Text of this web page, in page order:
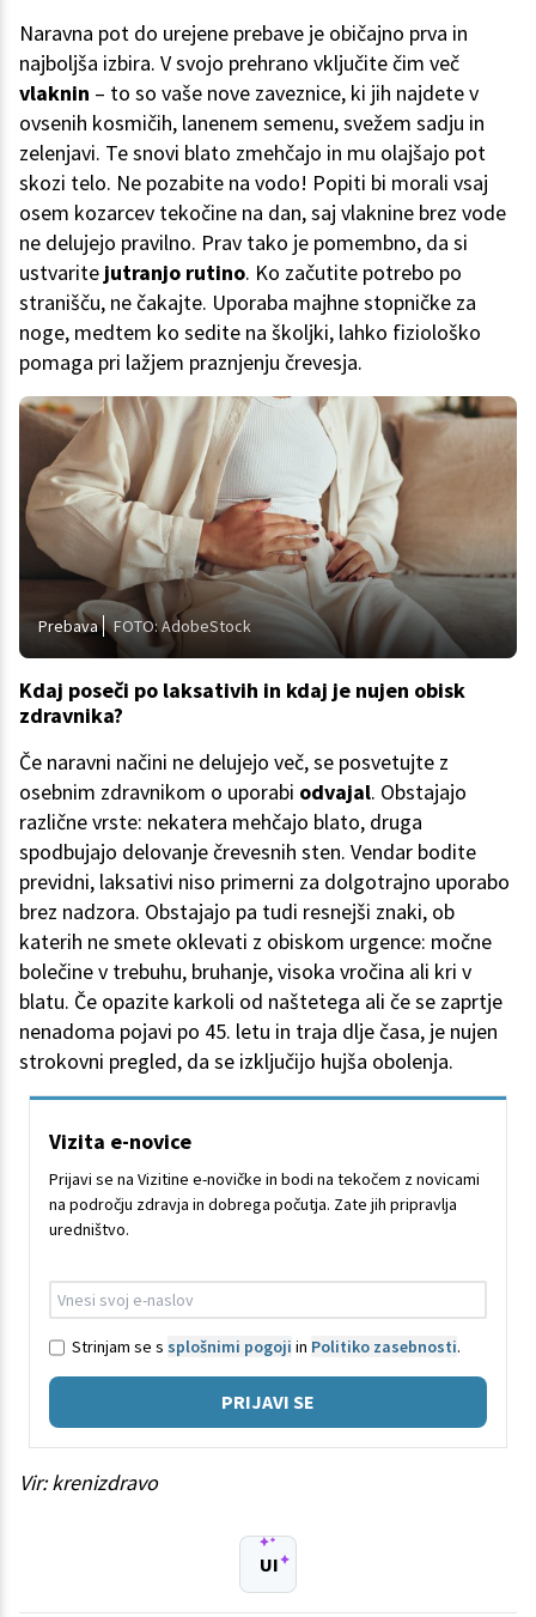
Naravna pot do urejene prebave je običajno prva in
najboljša izbira. V svojo prehrano vključite čim več
vlaknin – to so vaše nove zaveznice, ki jih najdete v
ovsenih kosmičih, lanenem semenu, svežem sadju in
zelenjavi. Te snovi blato zmehčajo in mu olajšajo pot
skozi telo. Ne pozabite na vodo! Popiti bi morali vsaj
osem kozarcev tekočine na dan, saj vlaknine brez vode
ne delujejo pravilno. Prav tako je pomembno, da si
ustvarite jutranjo rutino. Ko začutite potrebo po
stranišču, ne čakajte. Uporaba majhne stopničke za
noge, medtem ko sedite na školjki, lahko fiziološko
pomaga pri lažjem praznjenju črevesja.
Prebava FOTO: AdobeStock
Kdaj poseči po laksativih in kdaj je nujen obisk
zdravnika?
Če naravni načini ne delujejo več, se posvetujte z
osebnim zdravnikom o uporabi odvajal. Obstajajo
različne vrste: nekatera mehčajo blato, druga
spodbujajo delovanje črevesnih sten. Vendar bodite
previdni, laksativi niso primerni za dolgotrajno uporabo
brez nadzora. Obstajajo pa tudi resnejši znaki, ob
katerih ne smete oklevati z obiskom urgence: močne
bolečine v trebuhu, bruhanje, visoka vročina ali kri v
blatu. Če opazite karkoli od naštetega ali če se zaprtje
nenadoma pojavi po 45. letu in traja dlje časa, je nujen
strokovni pregled, da se izključijo hujša obolenja.
Vizita e-novice
Prijavi se na Vizitine e-novičke in bodi na tekočem z novicami
na področju zdravja in dobrega počutja. Zate jih pripravlja
uredništvo.
Strinjam se s splošnimi pogoji in Politiko zasebnosti.
PRIJAVI SE
Vir: krenizdravo
UI